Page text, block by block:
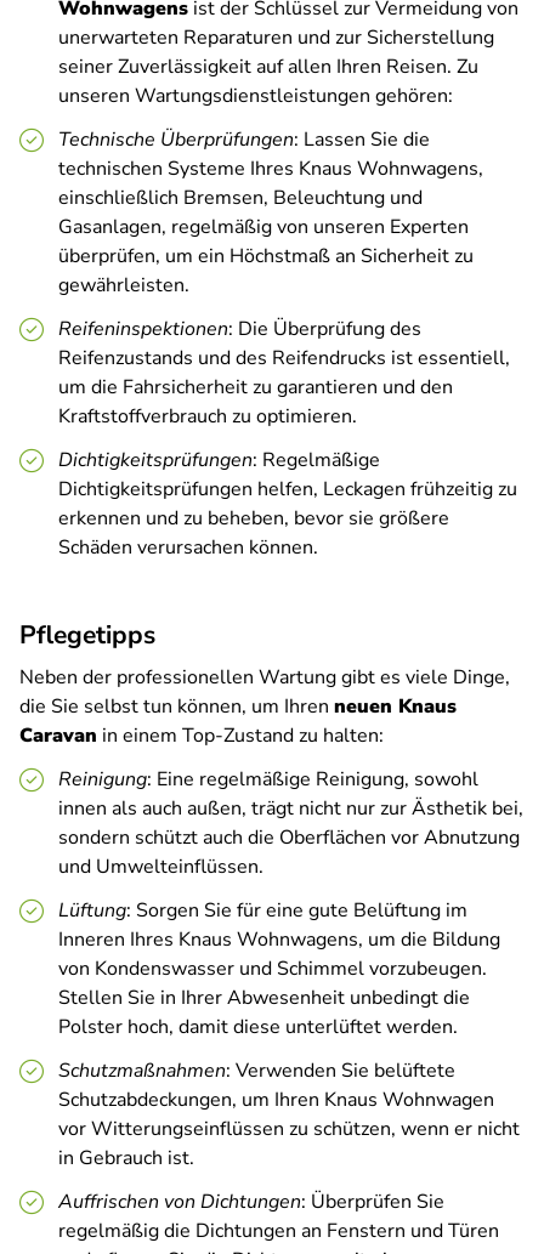
Wohnwagens ist der Schlüssel zur Vermeidung von
unerwarteten Reparaturen und zur Sicherstellung
seiner Zuverlässigkeit auf allen Ihren Reisen. Zu
unseren Wartungsdienstleistungen gehören:
Technische Überprüfungen: Lassen Sie die
technischen Systeme Ihres Knaus Wohnwagens,
einschließlich Bremsen, Beleuchtung und
Gasanlagen, regelmäßig von unseren Experten
überprüfen, um ein Höchstmaß an Sicherheit zu
gewährleisten.
Reifeninspektionen: Die Überprüfung des
Reifenzustands und des Reifendrucks ist essentiell,
um die Fahrsicherheit zu garantieren und den
Kraftstoffverbrauch zu optimieren.
Dichtigkeitsprüfungen: Regelmäßige
Dichtigkeitsprüfungen helfen, Leckagen frühzeitig zu
erkennen und zu beheben, bevor sie größere
Schäden verursachen können.
Pflegetipps
Neben der professionellen Wartung gibt es viele Dinge,
die Sie selbst tun können, um Ihren neuen Knaus
Caravan in einem Top-Zustand zu halten:
Reinigung: Eine regelmäßige Reinigung, sowohl
innen als auch außen, trägt nicht nur zur Ästhetik bei,
sondern schützt auch die Oberflächen vor Abnutzung
und Umwelteinflüssen.
Lüftung: Sorgen Sie für eine gute Belüftung im
Inneren Ihres Knaus Wohnwagens, um die Bildung
von Kondenswasser und Schimmel vorzubeugen.
Stellen Sie in Ihrer Abwesenheit unbedingt die
Polster hoch, damit diese unterlüftet werden.
Schutzmaßnahmen: Verwenden Sie belüftete
Schutzabdeckungen, um Ihren Knaus Wohnwagen
vor Witterungseinflüssen zu schützen, wenn er nicht
in Gebrauch ist.
Auffrischen von Dichtungen: Überprüfen Sie
regelmäßig die Dichtungen an Fenstern und Türen